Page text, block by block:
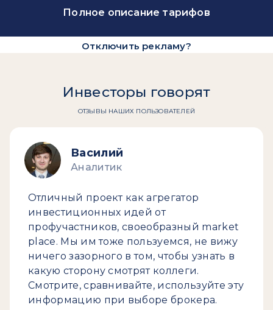
Полное описание тарифов
Отключить рекламу?
Инвесторы говорят
ОТЗЫВЫ НАШИХ ПОЛЬЗОВАТЕЛЕЙ
Василий
Аналитик
Отличный проект как агрегатор
инвестиционных идей от
профучастников, своеобразный market
place. Мы им тоже пользуемся, не вижу
ничего зазорного в том, чтобы узнать в
какую сторону смотрят коллеги.
Смотрите, сравнивайте, используйте эту
информацию при выборе брокера.